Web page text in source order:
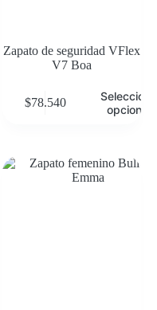
Zapato de seguridad VFlex
V7 Boa
$78.540
opciones